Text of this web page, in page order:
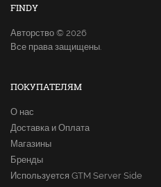
FINDY
Авторство © 2026
Все права защищены.
ПОКУПАТЕЛЯМ
О нас
Доставка и Оплата
Магазины
Бренды
Используется GTM Server Side